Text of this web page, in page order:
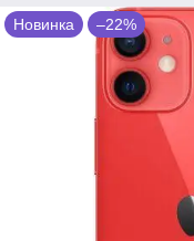
Новинка –22%